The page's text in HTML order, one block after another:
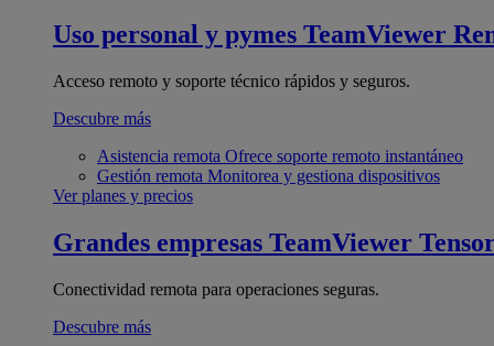
Uso personal y pymes TeamViewer
Acceso remoto y soporte técnico rápidos y seguros.
Descubre más
Asistencia remota Ofrece soporte remoto instantáneo
Gestión remota Monitorea y gestiona dispositivos
Ver planes y precios
Grandes empresas TeamViewer Tensor
Conectividad remota para operaciones seguras.
Descubre más